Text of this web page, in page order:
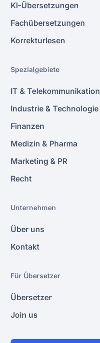
KI-Übersetzungen
Fachübersetzungen
Korrekturlesen
Spezialgebiete
IT & Telekommunikation
Industrie & Technologie
Finanzen
Medizin & Pharma
Marketing & PR
Recht
Unternehmen
Über uns
Kontakt
Für Übersetzer
Übersetzer
Join us